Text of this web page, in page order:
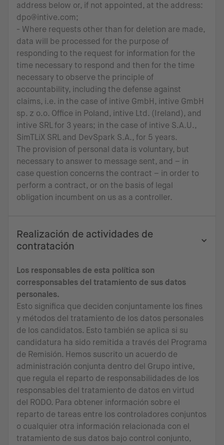
address below or, if not appointed, at the address:
dpo@intive.com;
- Where requests other than for deletion are made,
data will be processed for the purpose of
responding to the request for information for the
time necessary to respond and then for the time
necessary to observe the principle of
accountability, including the defense against
claims, i.e. in the case of intive GmbH, intive GmbH
sp. z o.o. Office in Poland, intive Ltd. (Ireland), and
intive SRL for 3 years; in the case of intive S.A.U.,
SimTLiX SRL and DevSpark S.A., for 5 years.
The provision of personal data is voluntary, but
necessary to answer to message sent, and – in
case question concerns the contract – in order to
perform a contract, or on the basis of legal
obligation incumbent on us as a controller.
Realización de actividades de
contratación
Los responsables de esta política son
corresponsables del tratamiento de sus datos
personales.
Esto significa que deciden conjuntamente los fines
y métodos del tratamiento de los datos personales
de los candidatos. Esto también se aplica si su
candidatura ha sido remitida a través del Programa
de Remisión. Hemos suscrito un acuerdo de
administración conjunta dentro del Grupo intive,
que regula el reparto de responsabilidades de los
responsables del tratamiento de datos en virtud
del RODO. Para obtener información sobre el
reparto de tareas entre los controladores conjuntos
o cualquier otra información relacionada con el
tratamiento de sus datos bajo control conjunto,